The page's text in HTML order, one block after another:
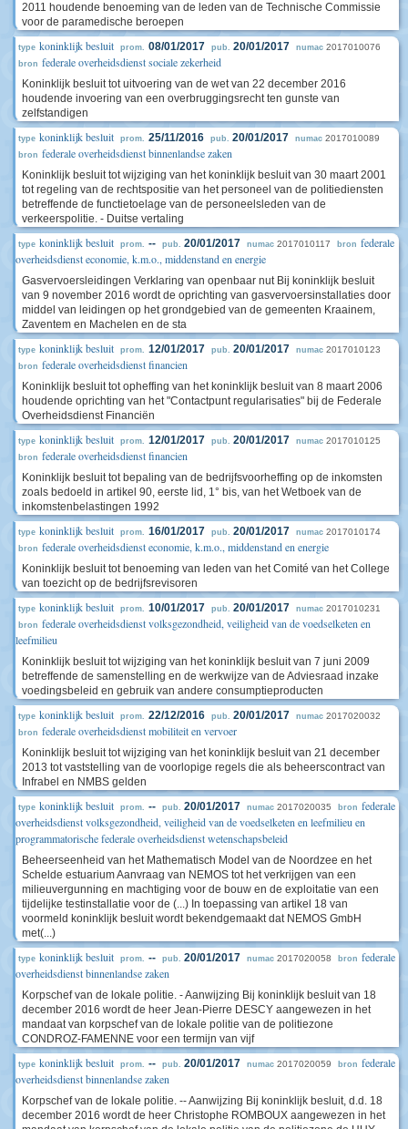
2011 houdende benoeming van de leden van de Technische Commissie
voor de paramedische beroepen
type koninklijk besluit prom. 08/01/2017 pub. 20/01/2017 numac 2017010076
bron federale overheidsdienst sociale zekerheid
Koninklijk besluit tot uitvoering van de wet van 22 december 2016
houdende invoering van een overbruggingsrecht ten gunste van
zelfstandigen
type koninklijk besluit prom. 25/11/2016 pub. 20/01/2017 numac 2017010089
bron federale overheidsdienst binnenlandse zaken
Koninklijk besluit tot wijziging van het koninklijk besluit van 30 maart 2001
tot regeling van de rechtspositie van het personeel van de politiediensten
betreffende de functietoelage van de personeelsleden van de
verkeerspolitie. - Duitse vertaling
type koninklijk besluit prom. -- pub. 20/01/2017 numac 2017010117 bron federale
overheidsdienst economie, k.m.o., middenstand en energie
Gasvervoersleidingen Verklaring van openbaar nut Bij koninklijk besluit
van 9 november 2016 wordt de oprichting van gasvervoersinstallaties door
middel van leidingen op het grondgebied van de gemeenten Kraainem,
Zaventem en Machelen en de sta
type koninklijk besluit prom. 12/01/2017 pub. 20/01/2017 numac 2017010123
bron federale overheidsdienst financien
Koninklijk besluit tot opheffing van het koninklijk besluit van 8 maart 2006
houdende oprichting van het "Contactpunt regularisaties" bij de Federale
Overheidsdienst Financiën
type koninklijk besluit prom. 12/01/2017 pub. 20/01/2017 numac 2017010125
bron federale overheidsdienst financien
Koninklijk besluit tot bepaling van de bedrijfsvoorheffing op de inkomsten
zoals bedoeld in artikel 90, eerste lid, 1° bis, van het Wetboek van de
inkomstenbelastingen 1992
type koninklijk besluit prom. 16/01/2017 pub. 20/01/2017 numac 2017010174
bron federale overheidsdienst economie, k.m.o., middenstand en energie
Koninklijk besluit tot benoeming van leden van het Comité van het College
van toezicht op de bedrijfsrevisoren
type koninklijk besluit prom. 10/01/2017 pub. 20/01/2017 numac 2017010231
bron federale overheidsdienst volksgezondheid, veiligheid van de voedselketen en
leefmilieu
Koninklijk besluit tot wijziging van het koninklijk besluit van 7 juni 2009
betreffende de samenstelling en de werkwijze van de Adviesraad inzake
voedingsbeleid en gebruik van andere consumptieproducten
type koninklijk besluit prom. 22/12/2016 pub. 20/01/2017 numac 2017020032
bron federale overheidsdienst mobiliteit en vervoer
Koninklijk besluit tot wijziging van het koninklijk besluit van 21 december
2013 tot vaststelling van de voorlopige regels die als beheerscontract van
Infrabel en NMBS gelden
type koninklijk besluit prom. -- pub. 20/01/2017 numac 2017020035 bron federale
overheidsdienst volksgezondheid, veiligheid van de voedselketen en leefmilieu en
programmatorische federale overheidsdienst wetenschapsbeleid
Beheerseenheid van het Mathematisch Model van de Noordzee en het
Schelde estuarium Aanvraag van NEMOS tot het verkrijgen van een
milieuvergunning en machtiging voor de bouw en de exploitatie van een
tijdelijke testinstallatie voor de (...) In toepassing van artikel 18 van
voormeld koninklijk besluit wordt bekendgemaakt dat NEMOS GmbH
met(...)
type koninklijk besluit prom. -- pub. 20/01/2017 numac 2017020058 bron federale
overheidsdienst binnenlandse zaken
Korpschef van de lokale politie. - Aanwijzing Bij koninklijk besluit van 18
december 2016 wordt de heer Jean-Pierre DESCY aangewezen in het
mandaat van korpschef van de lokale politie van de politiezone
CONDROZ-FAMENNE voor een termijn van vijf
type koninklijk besluit prom. -- pub. 20/01/2017 numac 2017020059 bron federale
overheidsdienst binnenlandse zaken
Korpschef van de lokale politie. -- Aanwijzing Bij koninklijk besluit, d.d. 18
december 2016 wordt de heer Christophe ROMBOUX aangewezen in het